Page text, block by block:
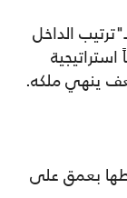
الداخل
ينهي ملكه.
بعمق على